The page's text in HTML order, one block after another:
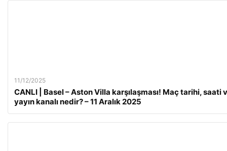
11/12/2025
CANLI | Basel – Aston Villa karşılaşması! Maç tarihi, saati
yayın kanalı nedir? – 11 Aralık 2025